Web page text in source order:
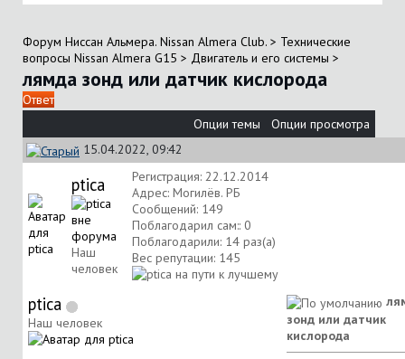
Форум Ниссан Альмера. Nissan Almera Club. > Технические
вопросы Nissan Almera G15 > Двигатель и его системы >
лямда зонд или датчик кислорода
Ответ
Опции темы
Опции просмотра
15.04.2022, 09:42
ptica
Наш
человек
Регистрация: 22.12.2014
Адрес: Могилёв. РБ
Сообщений: 149
Поблагодарил сам:: 0
Поблагодарили: 14 раз(а)
Вес репутации: 145
ptica
Наш человек
зонд или датчик
кислорода